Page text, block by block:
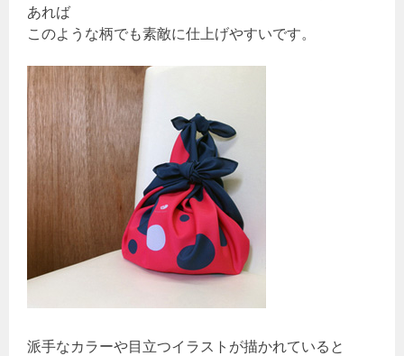
あれば
このような柄でも素敵に仕上げやすいです。
派手なカラーや目立つイラストが描かれていると